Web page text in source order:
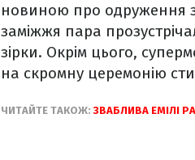
новиною про одруження
заміжжя пара
зірки. Окрім цього,
на скромну церемонію
ЧИТАЙТЕ ТАКОЖ:ЗВАБЛИВА ЕМІЛІ